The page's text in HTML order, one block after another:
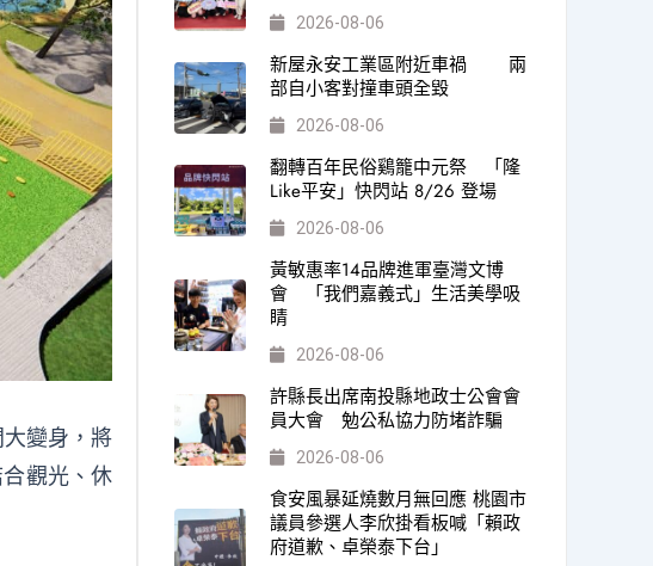
變身，將
觀光、休
2026-08-06
新屋永安工業區附近車禍 兩
部自小客對撞車頭全毀
2026-08-06
翻轉百年民俗鷄籠中元祭 「隆
Like平安」快閃站 8/26 登場
2026-08-06
黃敏惠率14品牌進軍臺灣文博
會 「我們嘉義式」生活美學吸
睛
2026-08-06
許縣長出席南投縣地政士公會會
員大會 勉公私協力防堵詐騙
2026-08-06
食安風暴延燒數月無回應 桃園市
議員參選人李欣掛看板喊「賴政
府道歉、卓榮泰下台」